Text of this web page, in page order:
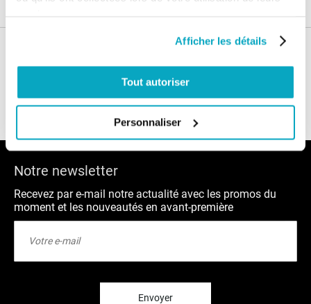
Afficher les détails
Tout autoriser
Personnaliser
Notre newsletter
Recevez par e-mail notre actualité avec les promos du
moment et les nouveautés en avant-première
Envoyer